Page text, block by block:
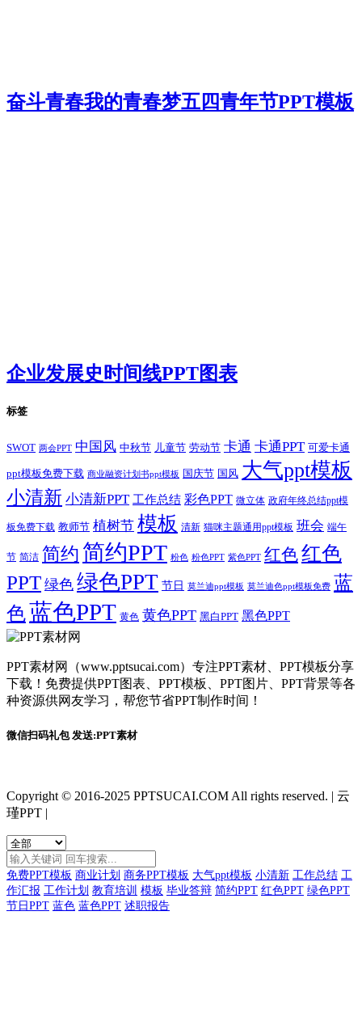
奋斗青春我的青春梦五四青年节PPT模板
企业发展史时间线PPT图表
标签
SWOT 两会PPT 中国风 中秋节 儿童节 劳动节 卡通 卡通PPT 可爱卡通
ppt模板免费下载 商业融资计划书ppt模板 国庆节 国风 大气ppt模板
小清新 小清新PPT 工作总结 彩色PPT 微立体 政府年终总结ppt模
板免费下载 教师节 植树节 模板 清新 猫咪主题通用ppt模板 班会 端午
节 简洁 简约 简约PPT 粉色 粉色PPT 紫色PPT 红色红色
PPT 绿色 绿色PPT 节日 莫兰迪ppt模板 莫兰迪色ppt模板免费 蓝
色蓝色PPT 黄色 黄色PPT 黑白PPT 黑色PPT
PPT素材网（www.pptsucai.com）专注PPT素材、PPT模板分享
下载！免费提供PPT图表、PPT模板、PPT图片、PPT背景等各
种资源供网友学习，帮您节省PPT制作时间！
微信扫码礼包 发送:PPT素材
Copyright © 2016-2025 PPTSUCAI.COM All rights reserved. | 云
瑾PPT |
免费PPT模板 商业计划 商务PPT模板 大气ppt模板 小清新 工作总结 工
作汇报 工作计划 教育培训 模板 毕业答辩 简约PPT 红色PPT 绿色PPT
节日PPT 蓝色 蓝色PPT 述职报告